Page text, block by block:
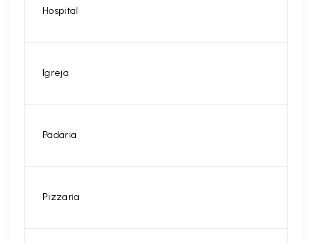
Hospital
Igreja
Padaria
Pizzaria